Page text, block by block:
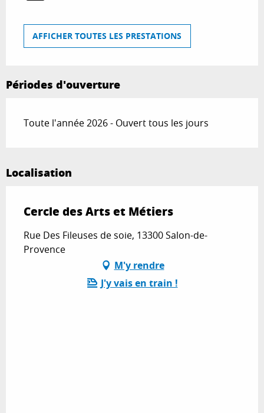
AFFICHER TOUTES LES PRESTATIONS
Périodes d'ouverture
Toute l'année 2026 - Ouvert tous les jours
Localisation
Cercle des Arts et Métiers
Rue Des Fileuses de soie, 13300 Salon-de-
Provence
M'y rendre
J'y vais en train !